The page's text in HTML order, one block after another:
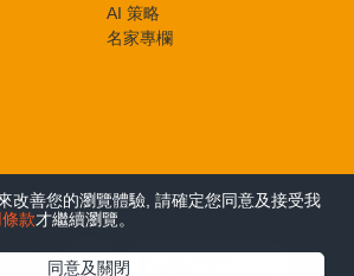
改善您的瀏覽體驗, 請確定您同意及接受我
款才繼續瀏覽。
同意及關閉
AI 策略
名家專欄
Rights Reserved.